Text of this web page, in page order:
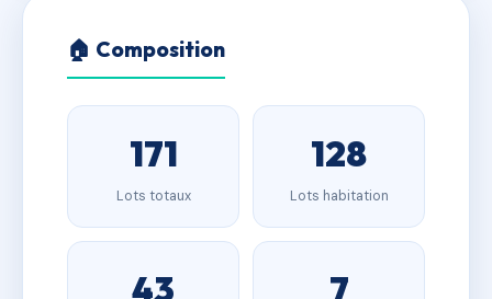
🏠 Composition
171
Lots totaux
128
Lots habitation
43 7